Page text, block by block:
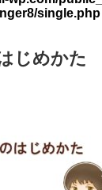
single.php
じめかた